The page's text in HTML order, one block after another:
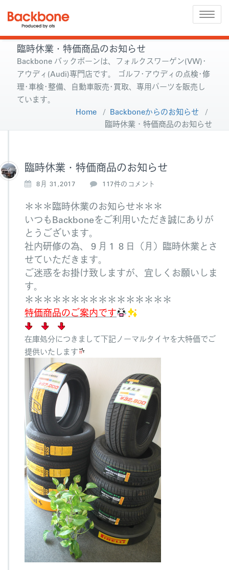
Toggle
臨時休業・特価商品のお知らせ
Backbone バックボーンは、フォルクスワーゲン(VW)･
アウディ(Audi)専門店です。 ゴルフ･アウディの点検･修
理･車検･整備、自動車販売･買取、専用パーツを販売し
ています。
Home / Backboneからのお知らせ /
臨時休業・特価商品のお知らせ
臨時休業・特価商品のお知らせ
8月 31,2017
臨
休
業・
特
商
お
ら
せ
へ
117件のコメント
＊＊＊臨時休業のお知らせ＊＊＊
いつもBackboneをご利用いただき誠にありが
とうございます。
社内研修の為、
９月１８日（月）臨時休業とさ
せていただきます。
ご迷惑をお掛け致しますが、宜しくお願いしま
す。
＊＊＊＊＊＊＊＊＊＊＊＊＊＊＊＊
特価商品のご案内です
在庫処分につきまして下記ノーマルタイヤを大特価でご
提供いたします